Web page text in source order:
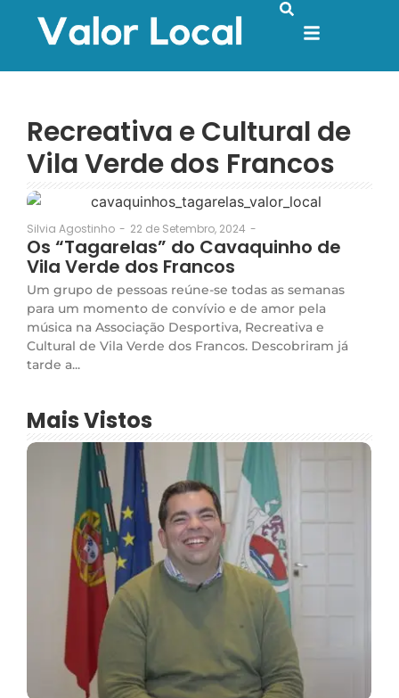
Recreativa e Cultural de
Vila Verde dos Francos
Silvia Agostinho - 22 de Setembro, 2024 -
Os “Tagarelas” do Cavaquinho de
Vila Verde dos Francos
Um grupo de pessoas reúne-se todas as semanas
para um momento de convívio e de amor pela
música na Associação Desportiva, Recreativa e
Cultural de Vila Verde dos Francos. Descobriram já
tarde a...
Mais Vistos